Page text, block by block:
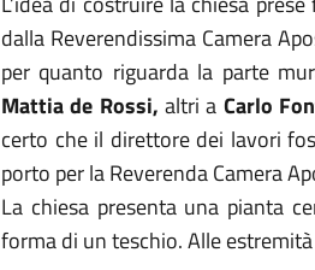
dalla Reverendissima Camera
per quanto riguarda la parte
Mattia de Rossi, altri a Carlo
certo che il direttore dei lavori
porto per la Reverenda Camera
La chiesa presenta una pianta
forma di un teschio. Alle